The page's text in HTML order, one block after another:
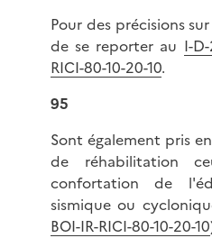
Pour des précisions
de se reporter au I-
RICI-80-10-20-10.
95
Sont également pris
de réhabilitation
confortation de
sismique ou
BOI-IR-RICI-80-10-20-10